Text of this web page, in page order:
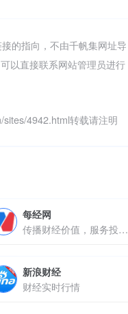
的指向，不由千帆集网址导
以直接联系网站管理员进行
4942.html转载请注明
每经网
传播财经价值，服务投资决策
新浪财经
财经实时行情